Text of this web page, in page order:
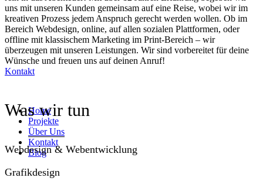
Home
Projekte
Über Uns
Kontakt
Blog
uns mit unseren Kunden gemeinsam auf eine Reise, wobei wir im
kreativen Prozess jedem Anspruch gerecht werden wollen. Ob im
Bereich Webdesign, online, auf allen sozialen Plattformen, oder
offline mit klassischem Marketing im Print-Bereich – wir
überzeugen mit unseren Leistungen. Wir sind vorbereitet für deine
Wünsche und freuen uns auf deinen Anruf!
Kontakt
Was wir tun
Webdesign & Webentwicklung
Grafikdesign